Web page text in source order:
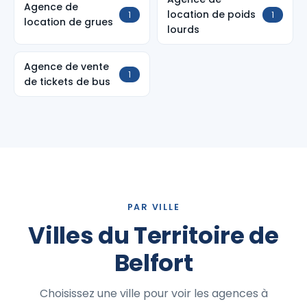
Agence de
location de grues
1
location de poids
lourds
1
Agence de vente
de tickets de bus
1
PAR VILLE
Villes du Territoire de
Belfort
Choisissez une ville pour voir les agences à